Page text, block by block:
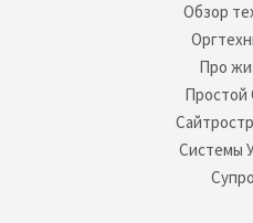
Обзор
Про
Простой
Системы